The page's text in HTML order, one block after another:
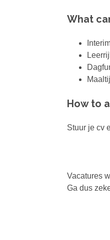
What
How to
Stuur je cv
Vacatures
Ga dus